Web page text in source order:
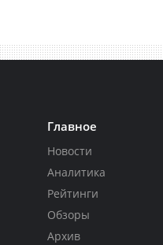
Главное
Новости
Аналитика
Рейтинги
Обзоры
Архив